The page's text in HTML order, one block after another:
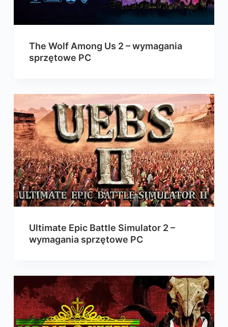
The Wolf Among Us 2 – wymagania
sprzętowe PC
Ultimate Epic Battle Simulator 2 –
wymagania sprzętowe PC